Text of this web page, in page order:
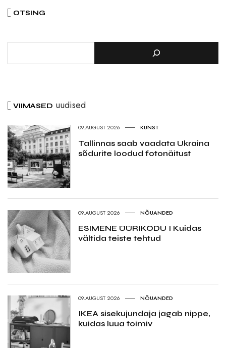
OTSING
VIIMASED uudised
09.AUGUST 2026 KUNST
Tallinnas saab vaadata Ukraina
sõdurite loodud fotonäitust
09.AUGUST 2026 NÕUANDED
ESIMENE ÜÜRIKODU I Kuidas
vältida teiste tehtud
09.AUGUST 2026 NÕUANDED
IKEA sisekujundaja jagab nippe,
kuidas luua toimiv